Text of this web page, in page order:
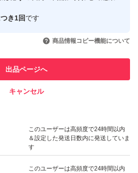
引を完了させた実績があります
での取引実績があります
このユーザーは高頻度で24時間以内
＆設定した発送日数内に発送していま
す
このユーザーは高頻度で24時間以内
き1回です
商品情報コピー機能について
出品ページへ
キャンセル